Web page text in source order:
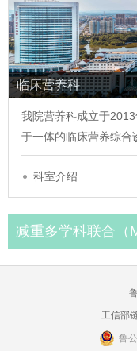
临床营养科
我院营养科成立于
于一体的临床营养综合
科室介绍
减重多学科联合（
工信部
鲁